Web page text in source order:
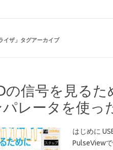
イザ」タグアーカイブ
の信号を見る
レータを使っ
はじめに
PulseView